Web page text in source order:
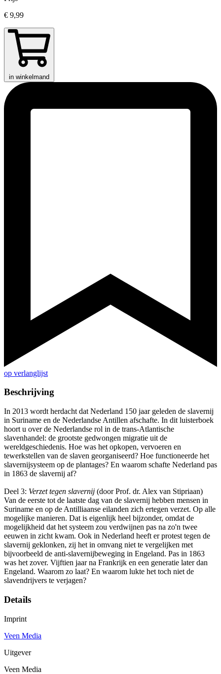
€ 9,99
in winkelmand
op verlanglijst
Beschrijving
In 2013 wordt herdacht dat Nederland 150 jaar geleden de slavernij
in Suriname en de Nederlandse Antillen afschafte. In dit luisterboek
hoort u over de Nederlandse rol in de trans-Atlantische
slavenhandel: de grootste gedwongen migratie uit de
wereldgeschiedenis. Hoe was het opkopen, vervoeren en
tewerkstellen van de slaven georganiseerd? Hoe functioneerde het
slavernijsysteem op de plantages? En waarom schafte Nederland pas
in 1863 de slavernij af?
Deel 3: Verzet tegen slavernij (door Prof. dr. Alex van Stipriaan)
Van de eerste tot de laatste dag van de slavernij hebben mensen in
Suriname en op de Antilliaanse eilanden zich ertegen verzet. Op alle
mogelijke manieren. Dat is eigenlijk heel bijzonder, omdat de
mogelijkheid dat het systeem zou verdwijnen pas na zo'n twee
eeuwen in zicht kwam. Ook in Nederland heeft er protest tegen de
slavernij geklonken, zij het in omvang niet te vergelijken met
bijvoorbeeld de anti-slavernijbeweging in Engeland. Pas in 1863
was het zover. Vijftien jaar na Frankrijk en een generatie later dan
Engeland. Waarom zo laat? En waarom lukte het toch niet de
slavendrijvers te verjagen?
Details
Imprint
Veen Media
Uitgever
Veen Media